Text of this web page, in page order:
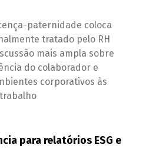
paternidade coloca
tratado pelo RH
mais ampla sobre
do colaborador e
corporativos às
para relatórios ESG e